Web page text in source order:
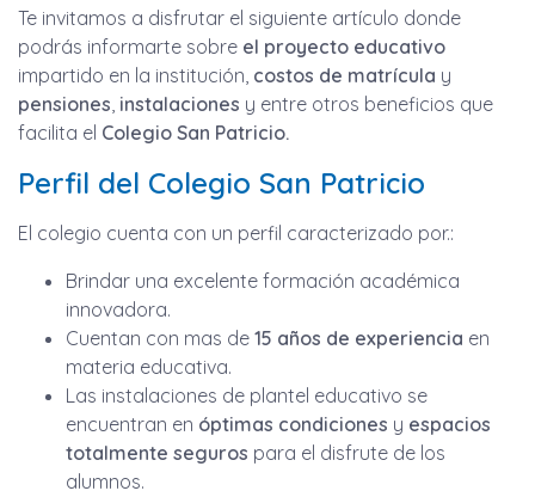
Te invitamos a disfrutar el siguiente artículo donde
podrás informarte sobre el proyecto educativo
impartido en la institución, costos de matrícula y
pensiones, instalaciones y entre otros beneficios que
facilita el Colegio San Patricio.
Perfil del Colegio San Patricio
El colegio cuenta con un perfil caracterizado por.:
Brindar una excelente formación académica
innovadora.
Cuentan con mas de 15 años de experiencia en
materia educativa.
Las instalaciones de plantel educativo se
encuentran en óptimas condiciones y espacios
totalmente seguros para el disfrute de los
alumnos.